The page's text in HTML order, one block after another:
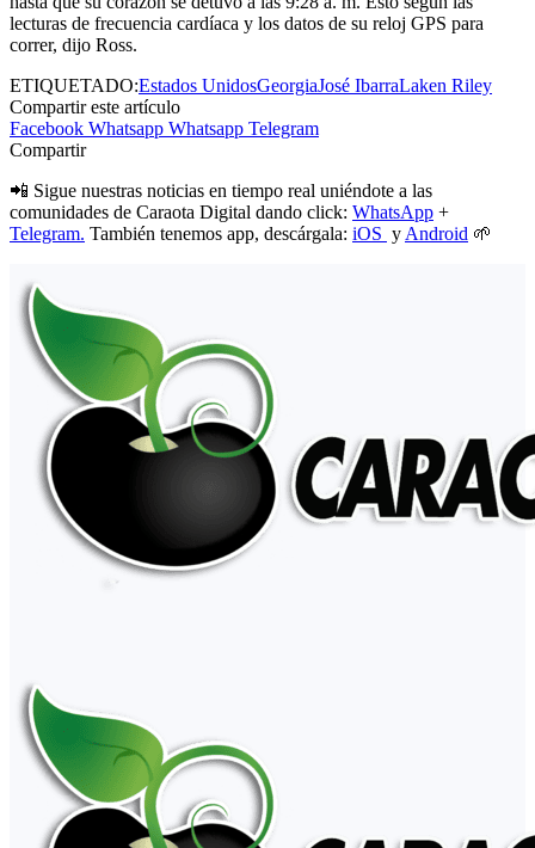
lecturas de frecuencia cardíaca y los datos de su reloj GPS para
correr, dijo Ross.
ETIQUETADO:Estados UnidosGeorgiaJosé IbarraLaken Riley
Compartir este artículo
Facebook Whatsapp Whatsapp Telegram
Compartir
📲 Sigue nuestras noticias en tiempo real uniéndote a las
comunidades de Caraota Digital dando click: WhatsApp +
Telegram. También tenemos app, descárgala: iOS y Android 🌱